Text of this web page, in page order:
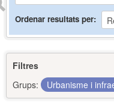
Ordenar resultats per
Filtres
Grups:
Urbanisme i